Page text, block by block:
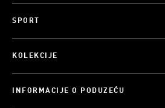
SPORT
KOLEKCIJE
INFORMACIJE O PODUZEĆU